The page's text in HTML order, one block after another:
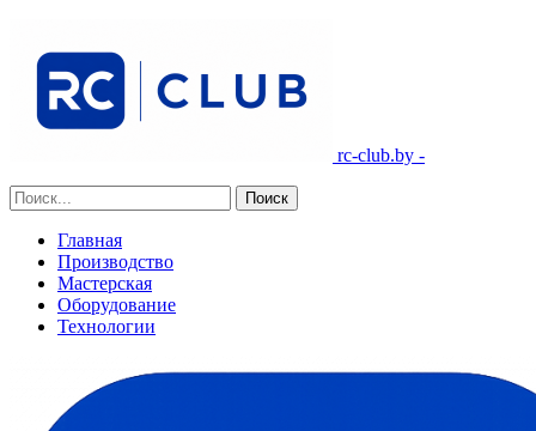
rc-club.by -
Главная
Производство
Мастерская
Оборудование
Технологии